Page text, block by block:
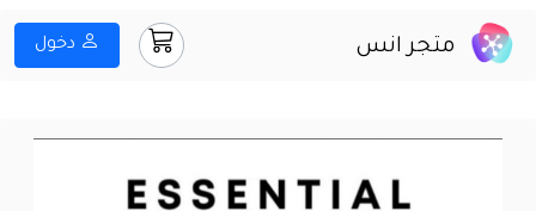
متجر انس دخول